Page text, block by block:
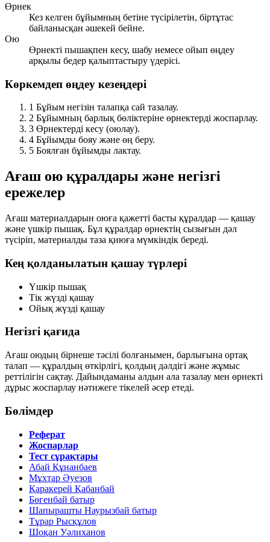
Өрнек
Кез келген бұйымның бетіне түсірілетін, біртұтас
байланысқан әшекей бейне.
Ою
Өрнекті пышақпен кесу, шабу немесе ойып өңдеу
арқылы бедер қалыптастыру үдерісі.
Көркемдеп өңдеу кезеңдері
1 Бұйым негізін талапқа сай тазалау.
2 Бұйымның барлық бөліктеріне өрнектерді жоспарлау.
3 Өрнектерді кесу (оюлау).
4 Бұйымды бояу және өң беру.
5 Боялған бұйымды лактау.
Ағаш ою құралдары және негізгі
ережелер
Ағаш материалдарын оюға қажетті басты құралдар — қашау
және үшкір пышақ. Бұл құралдар өрнектің сызығын дәл
түсіріп, материалды таза қиюға мүмкіндік береді.
Кең қолданылатын қашау түрлері
Үшкір пышақ
Тік жүзді қашау
Ойық жүзді қашау
Негізгі қағида
Ағаш оюдың бірнеше тәсілі болғанымен, барлығына ортақ
талап — құралдың өткірлігі, қолдың дәлдігі және жұмыс
реттілігін сақтау. Дайындаманы алдын ала тазалау мен өрнекті
дұрыс жоспарлау нәтижеге тікелей әсер етеді.
Бөлімдер
Реферат
Жоспарлар
Тест сұрақтары
Абай Құнанбаев
Мұхтар Әуезов
Қаракерей Қабанбай
Бөгенбай батыр
Шапырашты Наурызбай батыр
Тұрар Рысқұлов
Шоқан Уәлиханов